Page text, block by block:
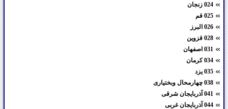
024 زنجان
025 قم
026 البرز
028 قزوین
031 اصفهان
034 کرمان
035 یزد
038 چهارمحال وبختیاری
041 آذربایجان شرقی
044 آذربایجان غربی